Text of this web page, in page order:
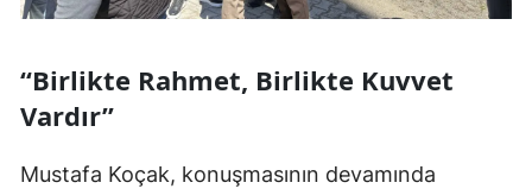
“Birlikte Rahmet, Birlikte Kuvvet
Vardır”
Mustafa Koçak, konuşmasının devamında